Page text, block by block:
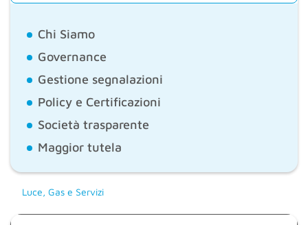
Chi Siamo
Governance
Gestione segnalazioni
Policy e Certificazioni
Società trasparente
Maggior tutela
Luce, Gas e Servizi